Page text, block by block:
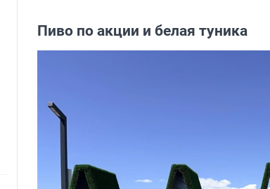
Пиво по акции и белая туника